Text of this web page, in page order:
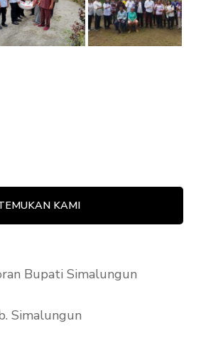
KAMI
Bupati Simalungun
Simalungun